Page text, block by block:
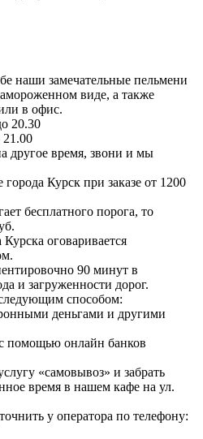
наши замечательные пельмени
виде, а также
в офис.
20.30
21.00
другое время, звони и мы
города Курск при заказе от 1200
бесплатного порога, то
оговаривается
90 минут в
и загруженности дорог.
способом:
деньгами и другими
помощью онлайн банков
«самовывоз» и забрать
время в нашем кафе на ул.
у оператора по телефону: